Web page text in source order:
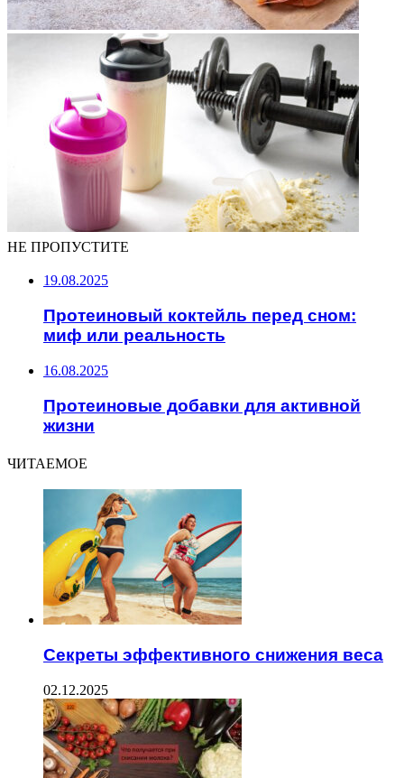
НЕ ПРОПУСТИТЕ
19.08.2025
Протеиновый коктейль перед сном:
миф или реальность
16.08.2025
Протеиновые добавки для активной
жизни
ЧИТАЕМОЕ
Секреты эффективного снижения веса
02.12.2025